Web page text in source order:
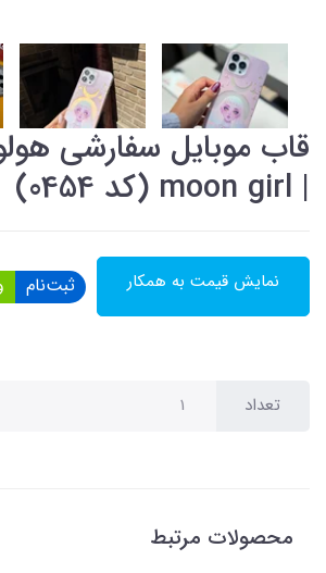
قاب موبایل سفارشی
| moon girl (کد 0454)
نمایش قیمت به همکار ثبت‌نام
تعداد
محصولات مرتبط